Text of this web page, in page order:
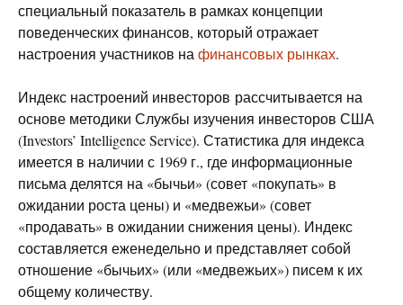
специальный показатель в рамках концепции
поведенческих финансов, который отражает
настроения участников на финансовых рынках.
Индекс настроений инвесторов рассчитывается на
основе методики Службы изучения инвесторов США
(Investors’ Intelligence Service). Статистика для индекса
имеется в наличии с 1969 г., где информационные
письма делятся на «бычьи» (совет «покупать» в
ожидании роста цены) и «медвежьи» (совет
«продавать» в ожидании снижения цены). Индекс
составляется еженедельно и представляет собой
отношение «бычьих» (или «медвежьих») писем к их
общему количеству.